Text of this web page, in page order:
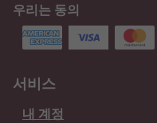
우리는 동의
서비스
내 계정